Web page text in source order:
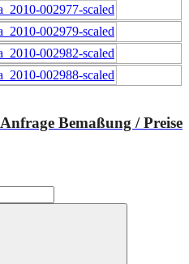
Anfrage Bemaßung / Preise